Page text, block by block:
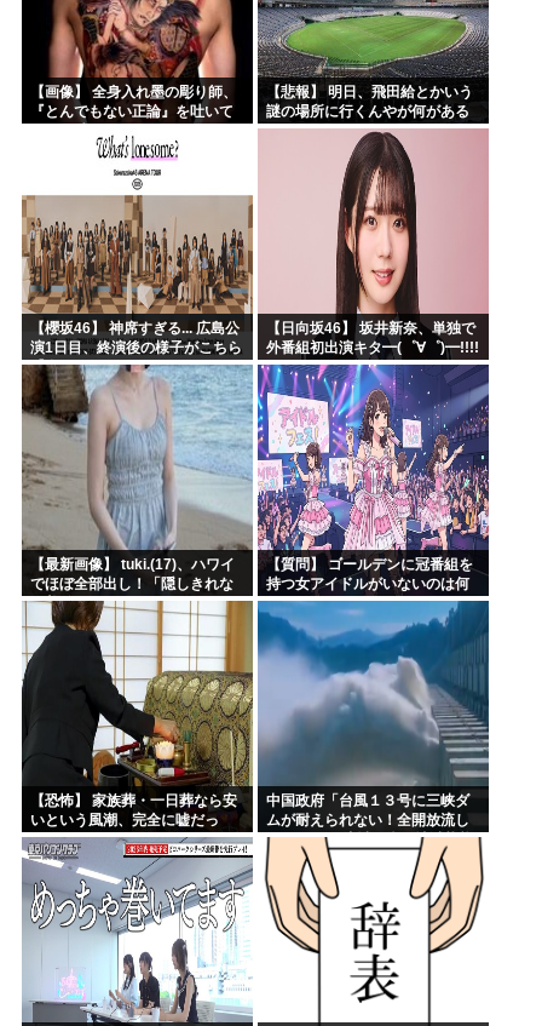
最近のきらら漫画、オ●ニーシーンがあったりと下品すぎる
百田尚樹「日本保守党アンチ、政策批判ができず俺への個人攻...
【画像】 全身入れ墨の彫り師、
『とんでもない正論』を吐いて
【悲報】 明日、飛田給とかいう
謎の場所に行くんやが何がある
んや????・・・・・・・・・
【櫻坂46】 神席すぎる... 広島公
演1日目、終演後の様子がこちら
【全国ツアー2026 What’s
lonesome?】
【日向坂46】 坂井新奈、単独で
外番組初出演キタ━(゜∀゜)━!!!!
【最新画像】 tuki.(17)、ハワイ
でほぼ全部出し！「隠しきれな
い美貌」とSNSざわつく
【質問】 ゴールデンに冠番組を
持つ女アイドルがいないのは何
故なのか？
【恐怖】 家族葬・一日葬なら安
いという風潮、完全に嘘だっ
た・・・・
中国政府「台風１３号に三峡ダ
ムが耐えられない！全開放流し
ろ！」⇒ 下流域の街が壊滅状態
ｗｗｗｗｗ